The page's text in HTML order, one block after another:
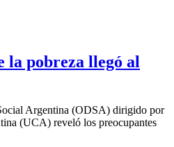
la pobreza llegó al
Argentina (ODSA) dirigido por
(UCA) reveló los preocupantes